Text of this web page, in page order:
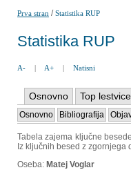
Prva stran /Statistika RUP
Statistika RUP
A- | A+ | Natisni
Osnovno Top lestvice
Osnovno Bibliografija
Tabela zajema ključne
Iz ključnih besed z zgornjega
Oseba: Matej Voglar